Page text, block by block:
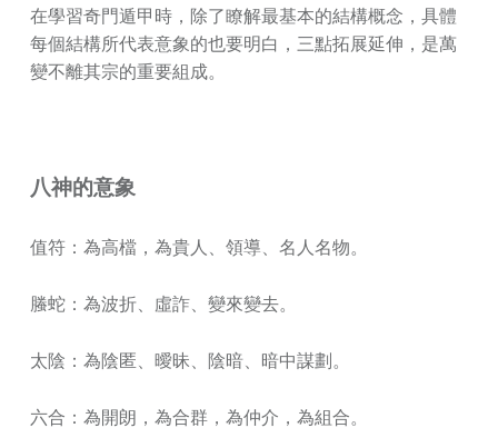
在學習奇門遁甲時，除了瞭解最基本的結構概念，具體
每個結構所代表意象的也要明白，三點拓展延伸，是萬
變不離其宗的重要組成。
八神的意象
值符：為高檔，為貴人、領導、名人名物。
螣蛇：為波折、虛詐、變來變去。
太陰：為陰匿、曖昧、陰暗、暗中謀劃。
六合：為開朗，為合群，為仲介，為組合。